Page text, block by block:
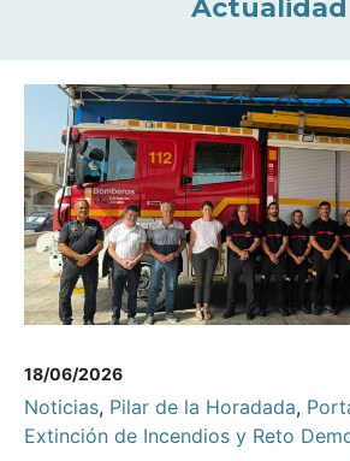
Actualidad
18/06/2026
Noticias, Pilar de la Horadada,
Extinción de Incendios y Reto